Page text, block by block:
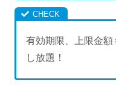
有効期限、上限金
し放題！